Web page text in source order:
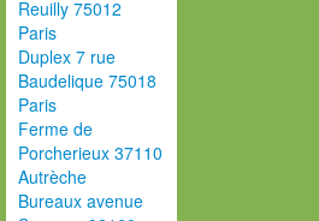
Reuilly 75012
Paris
Duplex 7 rue
Baudelique 75018
Paris
Ferme de
Porcherieux 37110
Autrèche
Bureaux avenue